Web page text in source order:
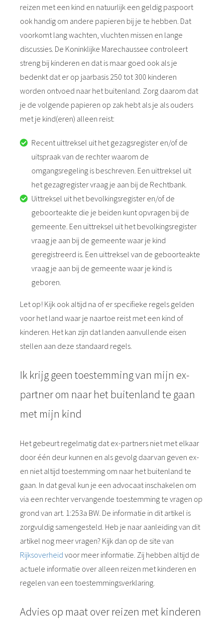
reizen met een kind en natuurlijk een geldig paspoort
ook handig om andere papieren bij je te hebben. Dat
voorkomt lang wachten, vluchten missen en lange
discussies. De Koninklijke Marechaussee controleert
streng bij kinderen en dat is maar goed ook als je
bedenkt dat er op jaarbasis 250 tot 300 kinderen
worden ontvoed naar het buitenland. Zorg daarom dat
je de volgende papieren op zak hebt als je als ouders
met je kind(eren) alleen reist:
Recent uittreksel uit het gezagsregister en/of de
uitspraak van de rechter waarom de
omgangsregeling is beschreven. Een uittreksel uit
het gezagregister vraag je aan bij de Rechtbank.
Uittreksel uit het bevolkingsregister en/of de
geboorteakte die je beiden kunt opvragen bij de
gemeente. Een uittreksel uit het bevolkingsregister
vraag je aan bij de gemeente waar je kind
geregistreerd is. Een uittreksel van de geboorteakte
vraag je aan bij de gemeente waar je kind is
geboren.
Let op! Kijk ook altijd na of er specifieke regels gelden
voor het land waar je naartoe reist met een kind of
kinderen. Het kan zijn dat landen aanvullende eisen
stellen aan deze standaard regels.
Ik krijg geen toestemming van mijn ex-
partner om naar het buitenland te gaan
met mijn kind
Het gebeurt regelmatig dat ex-partners niet met elkaar
door één deur kunnen en als gevolg daarvan geven ex-
en niet altijd toestemming om naar het buitenland te
gaan. In dat geval kun je een advocaat inschakelen om
via een rechter vervangende toestemming te vragen op
grond van art. 1:253a BW. De informatie in dit artikel is
zorgvuldig samengesteld. Heb je naar aanleiding van dit
artikel nog meer vragen? Kijk dan op de site van
Rijksoverheid voor meer informatie. Zij hebben altijd de
actuele informatie over alleen reizen met kinderen en
regelen van een toestemmingsverklaring.
Advies op maat over reizen met kinderen